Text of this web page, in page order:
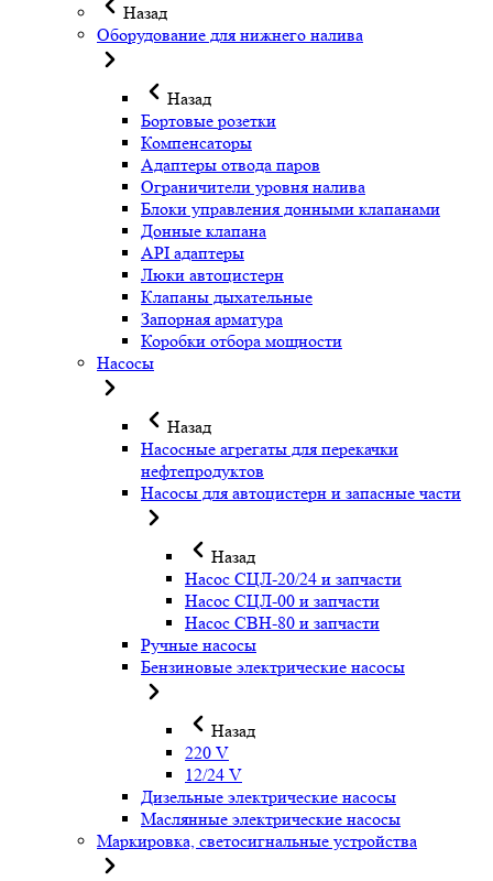
Назад
Оборудование для нижнего налива
Назад
Бортовые розетки
Компенсаторы
Адаптеры отвода паров
Ограничители уровня налива
Блоки управления донными клапанами
Донные клапана
API адаптеры
Люки автоцистерн
Клапаны дыхательные
Запорная арматура
Коробки отбора мощности
Насосы
Назад
Насосные агрегаты для перекачки
нефтепродуктов
Насосы для автоцистерн и запасные части
Назад
Насос СЦЛ-20/24 и запчасти
Насос СЦЛ-00 и запчасти
Насос СВН-80 и запчасти
Ручные насосы
Бензиновые электрические насосы
Назад
220 V
12/24 V
Дизельные электрические насосы
Маслянные электрические насосы
Маркировка, светосигнальные устройства